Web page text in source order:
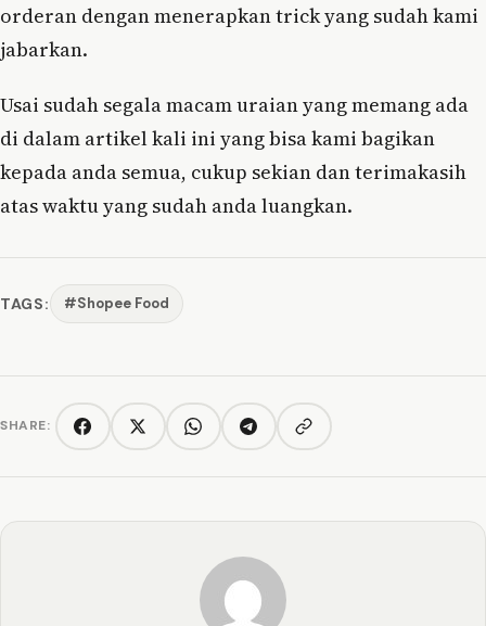
orderan dengan menerapkan trick yang sudah kami
jabarkan.
Usai sudah segala macam uraian yang memang ada
di dalam artikel kali ini yang bisa kami bagikan
kepada anda semua, cukup sekian dan terimakasih
atas waktu yang sudah anda luangkan.
TAGS: #Shopee Food
SHARE: FacebookTwitter/XWhatsAppTelegramCopy link